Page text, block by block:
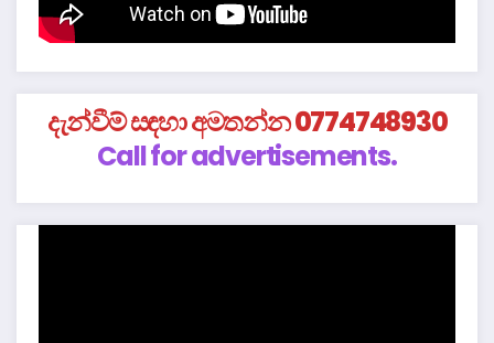
දැන්වීම් සඳහා අමතන්න 0774748930
Call for advertisements.